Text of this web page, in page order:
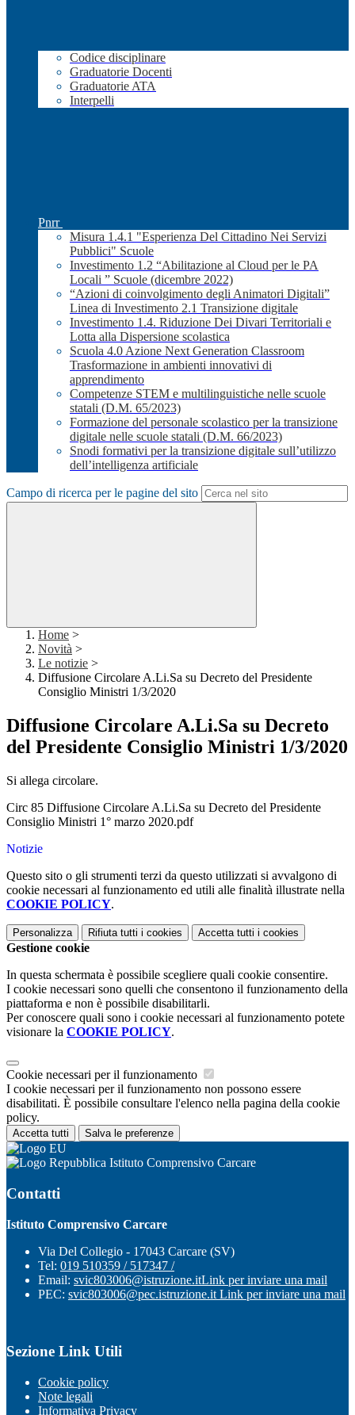
Codice disciplinare
Graduatorie Docenti
Graduatorie ATA
Interpelli
Pnrr
Misura 1.4.1 "Esperienza Del Cittadino Nei Servizi
Pubblici" Scuole
Investimento 1.2 “Abilitazione al Cloud per le PA
Locali ” Scuole (dicembre 2022)
“Azioni di coinvolgimento degli Animatori Digitali”
Linea di Investimento 2.1 Transizione digitale
Investimento 1.4. Riduzione Dei Divari Territoriali e
Lotta alla Dispersione scolastica
Scuola 4.0 Azione Next Generation Classroom
Trasformazione in ambienti innovativi di
apprendimento
Competenze STEM e multilinguistiche nelle scuole
statali (D.M. 65/2023)
Formazione del personale scolastico per la transizione
digitale nelle scuole statali (D.M. 66/2023)
Snodi formativi per la transizione digitale sull’utilizzo
dell’intelligenza artificiale
Campo di ricerca per le pagine del sito
Home >
Novità >
Le notizie >
Diffusione Circolare A.Li.Sa su Decreto del Presidente
Consiglio Ministri 1/3/2020
Diffusione Circolare A.Li.Sa su Decreto
del Presidente Consiglio Ministri 1/3/2020
Si allega circolare.
Circ 85 Diffusione Circolare A.Li.Sa su Decreto del Presidente
Consiglio Ministri 1° marzo 2020.pdf
Notizie
Questo sito o gli strumenti terzi da questo utilizzati si avvalgono di
cookie necessari al funzionamento ed utili alle finalità illustrate nella
COOKIE POLICY.
Personalizza Rifiuta tutti i cookies Accetta tutti i cookies
Gestione cookie
In questa schermata è possibile scegliere quali cookie consentire.
I cookie necessari sono quelli che consentono il funzionamento della
piattaforma e non è possibile disabilitarli.
Per conoscere quali sono i cookie necessari al funzionamento potete
visionare la COOKIE POLICY.
Cookie necessari per il funzionamento
I cookie necessari per il funzionamento non possono essere
disabilitati. È possibile consultare l'elenco nella pagina della cookie
policy.
Accetta tutti Salva le preferenze
Istituto Comprensivo Carcare
Contatti
Istituto Comprensivo Carcare
Via Del Collegio - 17043 Carcare (SV)
Tel: 019 510359 / 517347 /
Email: svic803006@istruzione.itLink per inviare una mail
PEC: svic803006@pec.istruzione.it Link per inviare una mail
Sezione Link Utili
Cookie policy
Note legali
Informativa Privacy